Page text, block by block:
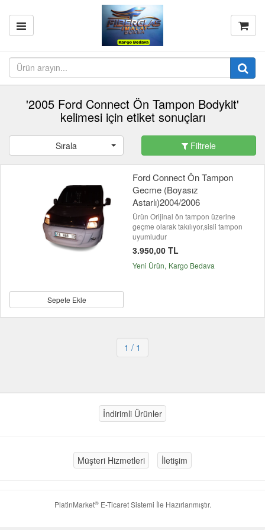
'2005 Ford Connect Ön Tampon Bodykit'
kelimesi için etiket sonuçları
Sırala Filtrele
Sepete Ekle
Ford Connect Ön Tampon
Gecme (Boyasız
Astarlı)2004/2006
Ürün Orijinal ön tampon üzerine
geçme olarak takılıyor,sisli tampon
uyumludur
3.950,00 TL
Yeni Ürün Kargo Bedava
1 / 1
İndirimli Ürünler
Müşteri Hizmetleri İletişim
PlatinMarket®E-Ticaret Sistemi İle Hazırlanmıştır.